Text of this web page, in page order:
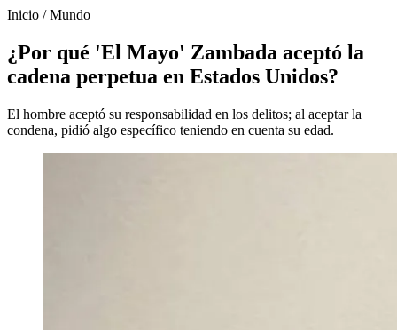
Inicio /Mundo
¿Por qué 'El Mayo' Zambada aceptó la
cadena perpetua en Estados Unidos?
El hombre aceptó su responsabilidad en los delitos; al aceptar la
condena, pidió algo específico teniendo en cuenta su edad.